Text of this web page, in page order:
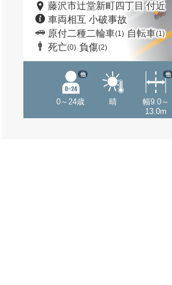
藤沢市辻堂新町四丁目 付近
車両相互 小破事故
原付二種二輪車(1) 自転車(1)
死亡(0) 負傷(2)
0～24歳
他
晴
幅9.0～
13.0m
他